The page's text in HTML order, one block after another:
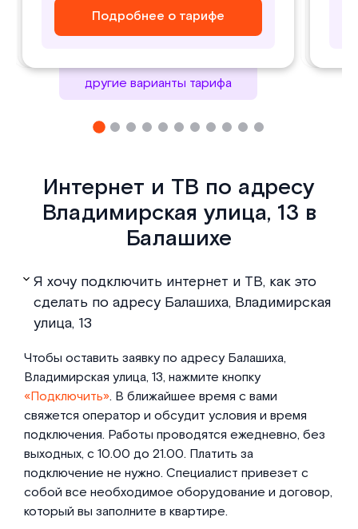
Подробнее о тарифе
Подробнее о тарифе
Подробнее о тарифе
Подробнее о тарифе
другие варианты тарифа
Интернет и ТВ по адресу
Владимирская улица, 13 в
Балашихе
Я хочу подключить интернет и ТВ, как это
сделать по адресу Балашиха, Владимирская
улица, 13
Чтобы оставить заявку по адресу Балашиха,
Владимирская улица, 13, нажмите кнопку
«Подключить». В ближайшее время с вами
свяжется оператор и обсудит условия и время
подключения. Работы проводятся ежедневно, без
выходных, с 10.00 до 21.00. Платить за
подключение не нужно. Специалист привезет с
собой все необходимое оборудование и договор,
который вы заполните в квартире.